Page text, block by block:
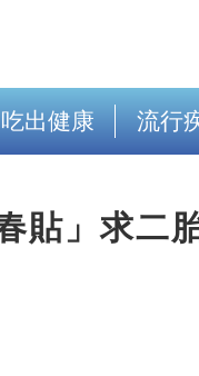
吃出健康 流行
貼」求